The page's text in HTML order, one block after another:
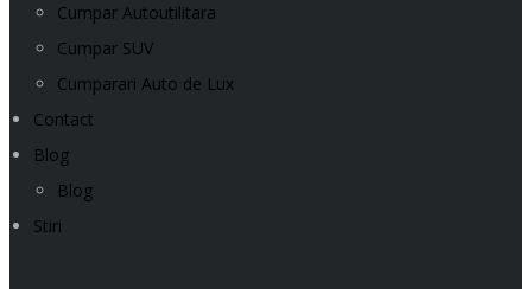
Cumpar Autoutilitara
Cumpar SUV
Cumparari Auto de Lux
Contact
Blog
Blog
Stiri